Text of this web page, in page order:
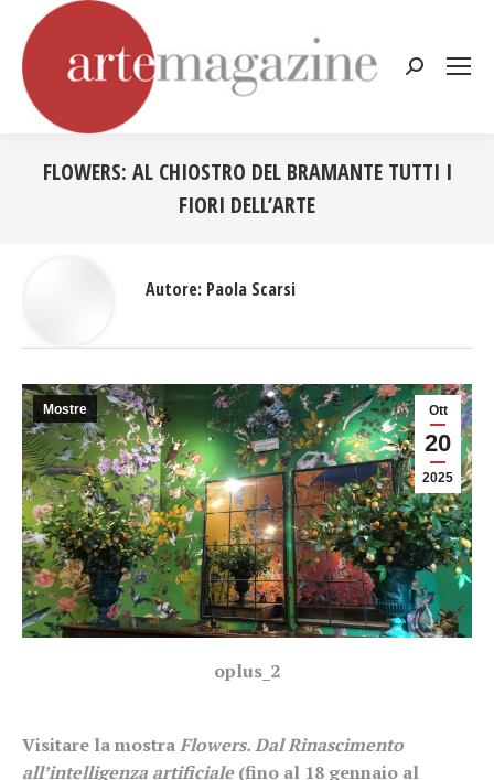
Cerca:
FLOWERS: AL CHIOSTRO DEL BRAMANTE TUTTI I
FIORI DELL’ARTE
Ott
20
2025
Mostre
oplus_2
Visitare la mostraFlowers. Dal Rinascimento
all’intelligenza artificiale(fino al 18 gennaio al
Autore: Paola Scarsi